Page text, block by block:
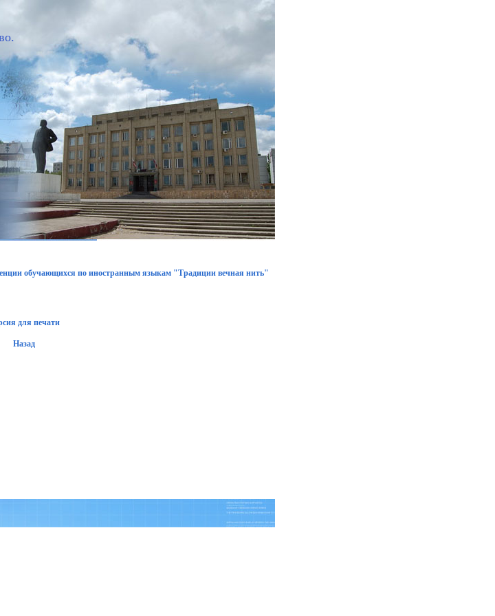
обучающихся по иностранным языкам "Традиции вечная нить"
для печати
Назад